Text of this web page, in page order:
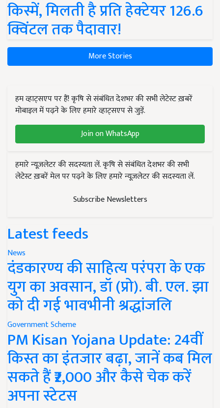
किस्में, मिलती है प्रति हेक्टेयर 126.6
क्विंटल तक पैदावार!
More Stories
हम व्हाट्सएप पर हैं! कृषि से संबंधित देशभर की सभी लेटेस्ट ख़बरें
मोबाइल में पढ़ने के लिए हमारे व्हाट्सएप से जुड़ें.
Join on WhatsApp
हमारे न्यूज़लेटर की सदस्यता लें. कृषि से संबंधित देशभर की सभी
लेटेस्ट ख़बरें मेल पर पढ़ने के लिए हमारे न्यूज़लेटर की सदस्यता लें.
Subscribe Newsletters
Latest feeds
News
दंडकारण्य की साहित्य परंपरा के एक
युग का अवसान, डॉ (प्रो). बी. एल. झा
को दी गई भावभीनी श्रद्धांजलि
Government Scheme
PM Kisan Yojana Update: 24वीं
किस्त का इंतजार बढ़ा, जानें कब मिल
सकते हैं ₹2,000 और कैसे चेक करें
अपना स्टेटस